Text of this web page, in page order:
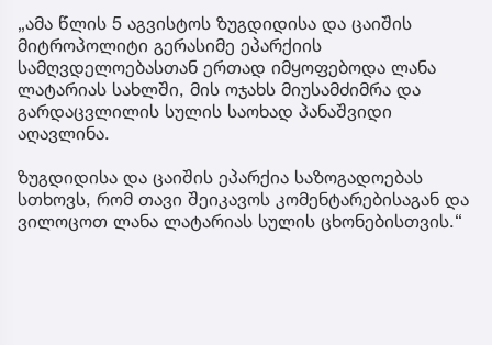
„ამა წლის 5 აგვისტოს ზუგდიდისა და ცაიშის
მიტროპოლიტი გერასიმე ეპარქიის
სამღვდელოებასთან ერთად იმყოფებოდა ლანა
ლატარიას სახლში, მის ოჯახს მიუსამძიმრა და
გარდაცვლილის სულის საოხად პანაშვიდი
აღავლინა.
ზუგდიდისა და ცაიშის ეპარქია საზოგადოებას
სთხოვს, რომ თავი შეიკავოს კომენტარებისაგან და
ვილოცოთ ლანა ლატარიას სულის ცხონებისთვის.“